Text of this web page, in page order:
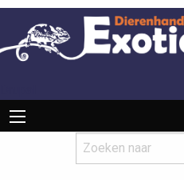
Overslaan
naar
gaan
Hoofdnavigatie